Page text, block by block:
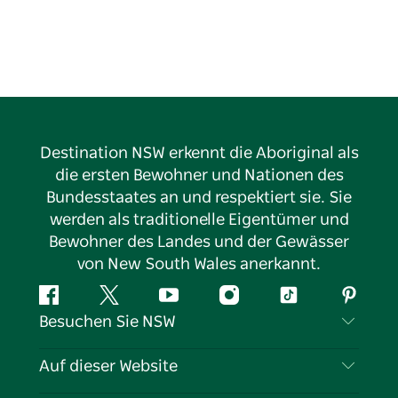
Destination NSW erkennt die Aboriginal als
die ersten Bewohner und Nationen des
Bundesstaates an und respektiert sie. Sie
werden als traditionelle Eigentümer und
Bewohner des Landes und der Gewässer
von New South Wales anerkannt.
FacebookTwitter YouTubeInstagramTikTok
Besuchen Sie NSW
Kontaktieren Sie uns
Auf dieser Website